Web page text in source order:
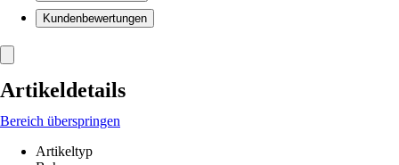
Kundenbewertungen
Artikeldetails
Bereich überspringen
Artikeltyp